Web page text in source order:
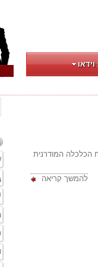
הכלכלה המודרנית
להמשך קריאה